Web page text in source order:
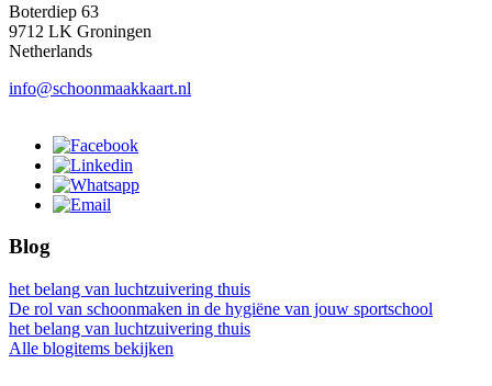
Boterdiep 63
9712 LK Groningen
Netherlands
info@schoonmaakkaart.nl
Blog
het belang van luchtzuivering thuis
De rol van schoonmaken in de hygiëne van jouw sportschool
het belang van luchtzuivering thuis
Alle blogitems bekijken